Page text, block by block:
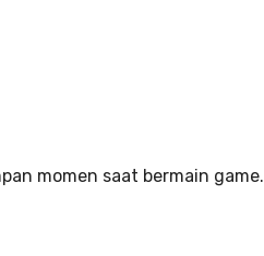
momen saat bermain game.